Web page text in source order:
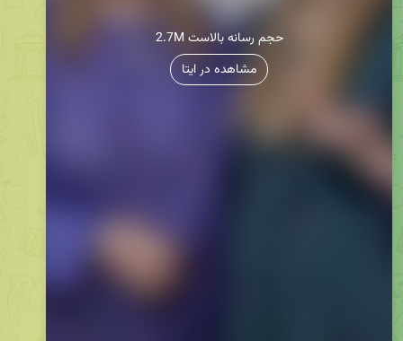
2.7M حجم رسانه بالاست
مشاهده در ایتا